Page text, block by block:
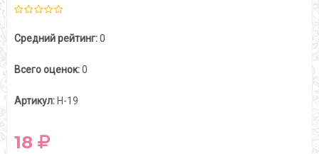
Средний рейтинг:0
Всего оценок:0
Артикул: Н-19
18